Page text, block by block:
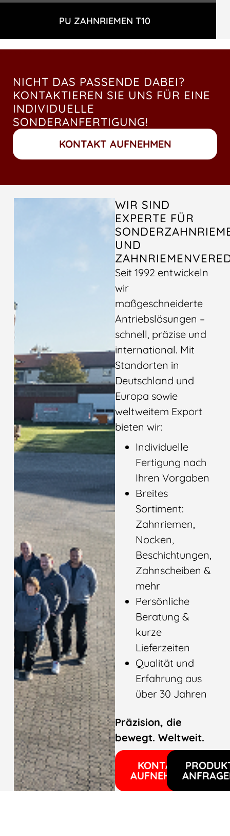
PU ZAHNRIEMEN T10
NICHT DAS PASSENDE DABEI?
KONTAKTIEREN SIE UNS FÜR EINE
INDIVIDUELLE
SONDERANFERTIGUNG!
KONTAKT AUFNEHMEN
WIR SIND
EXPERTE FÜR
UND
Seit 1992 entwickeln
wir
maßgeschneiderte
Antriebslösungen –
schnell, präzise und
international. Mit
Standorten in
Deutschland und
Europa sowie
weltweitem Export
bieten wir:
Individuelle
Fertigung nach
Ihren Vorgaben
Breites
Sortiment:
Zahnriemen,
Nocken,
Beschichtungen,
Zahnscheiben &
mehr
Persönliche
Beratung &
kurze
Lieferzeiten
Qualität und
Erfahrung aus
über 30 Jahren
Präzision, die
bewegt. Weltweit.
KONTAKT
AUFNEHMEN